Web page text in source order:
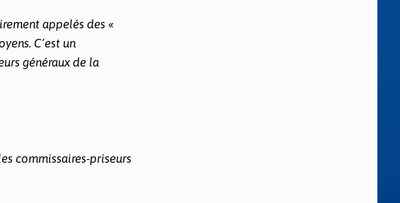
appelés des «
C’est un
généraux de la
commissaires-priseurs